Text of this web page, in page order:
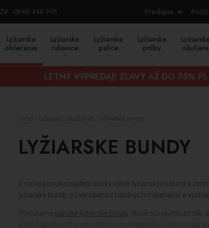
ZV: 0948 346 901 Predajne
Lyžiarske
oblečenie
Lyžiarske
rukavice
Lyžiarske
palice
Lyžiarske
prilby
Lyžiarske
okuliare
LETNÝ VÝPREDAJ! ZĽAVY AŽ DO 75%
ÚVOD LYŽIARSKE OBLEČENIE LYŽIARSKE BUNDY
LYŽIARSKE BUNDY
V našej ponuke nájdete široký výber lyžiarskych búnd a
lyžiarske bundy sú vyrobené z odolných materiálov a
Ponúkame pánske lyžiarske bundy, ktoré sú navrhnuté tak,